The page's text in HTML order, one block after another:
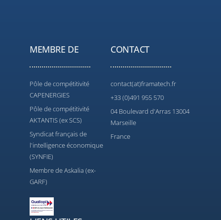
MEMBRE DE
Pôle de compétitivité
CAPENERGIES
Pôle de compétitivité
AKTANTIS (ex SCS)
Syndicat français de
l'intelligence économique
(SYNFIE)
Membre de Askalia (ex-
GARF)
CONTACT
contact(at)framatech.fr
+33 (0)491 955 570
04 Boulevard d'Arras 13004
Marseille
France